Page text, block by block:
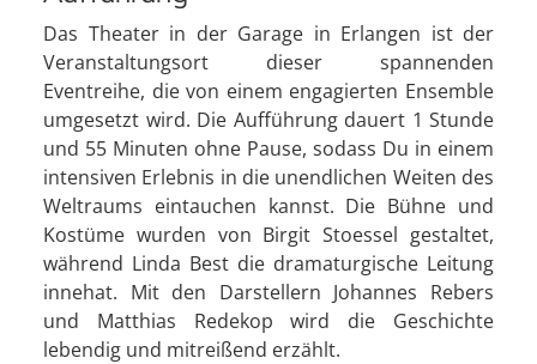
Das Theater in der Garage in Erlangen ist der
Veranstaltungsort dieser spannenden
Eventreihe, die von einem engagierten Ensemble
umgesetzt wird. Die Aufführung dauert 1 Stunde
und 55 Minuten ohne Pause, sodass Du in einem
intensiven Erlebnis in die unendlichen Weiten des
Weltraums eintauchen kannst. Die Bühne und
Kostüme wurden von Birgit Stoessel gestaltet,
während Linda Best die dramaturgische Leitung
innehat. Mit den Darstellern Johannes Rebers
und Matthias Redekop wird die Geschichte
lebendig und mitreißend erzählt.